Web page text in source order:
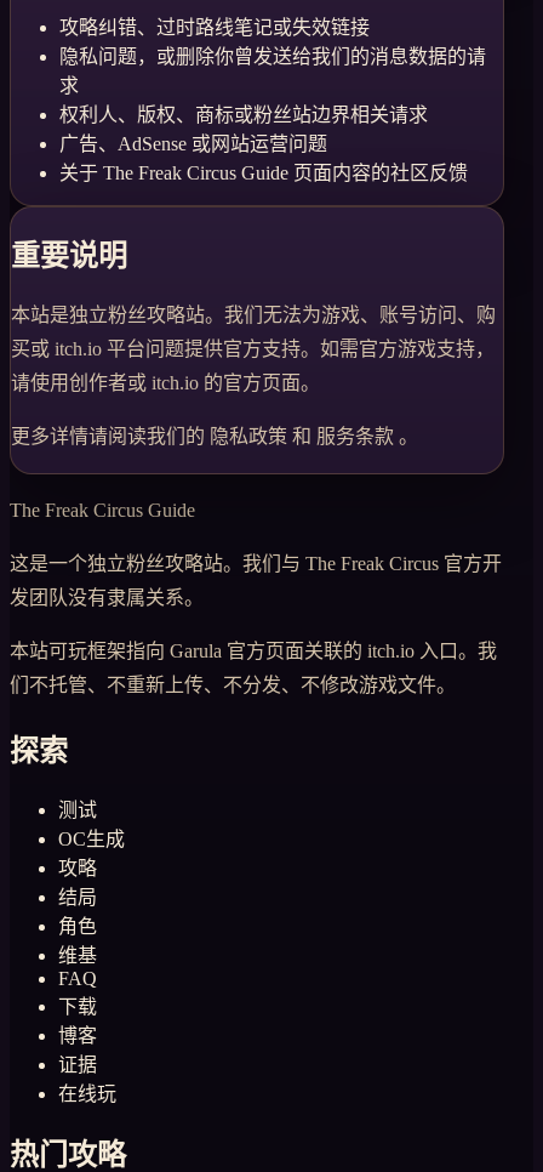
攻略纠错、过时路线笔记或失效链接
隐私问题，或删除你曾发送给我们的消息数据的请
求
权利人、版权、商标或粉丝站边界相关请求
广告、AdSense 或网站运营问题
关于 The Freak Circus Guide 页面内容的社区反馈
重要说明
本站是独立粉丝攻略站。我们无法为游戏、账号访问、购
买或 itch.io 平台问题提供官方支持。如需官方游戏支持，
请使用创作者或 itch.io 的官方页面。
更多详情请阅读我们的 隐私政策 和 服务条款 。
The Freak Circus Guide
这是一个独立粉丝攻略站。我们与 The Freak Circus 官方开
发团队没有隶属关系。
本站可玩框架指向 Garula 官方页面关联的 itch.io 入口。我
们不托管、不重新上传、不分发、不修改游戏文件。
探索
测试
OC生成
攻略
结局
角色
维基
FAQ
下载
博客
证据
在线玩
热门攻略